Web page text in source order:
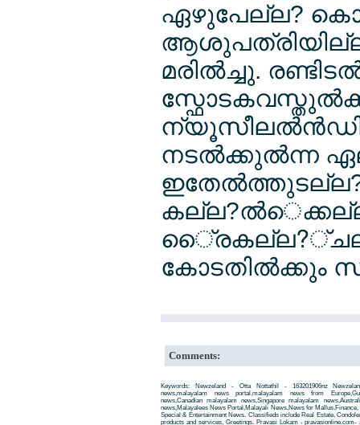
ഏഴുപേല്ല?
മരില്‍ച്ചു.
നടല്‍ക്കുല്‍ന്ന
കോടതില്‍ക്കും
Comments:
Keywords: Newzeland - Otta Nottathil - 163201906nz
news,malayalam news portal,malayalam news from
news,Canadian malayalam news,Singapore malayalam
news,Malayalees News Portal,Malayali News,News for
Special & Entertainment News. Classifieds include Real Estate,
products and services, Greetings. Pravasi Lokam -